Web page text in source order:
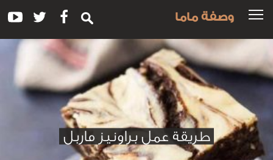
وصفة ماما
طريقة عمل براونيز ماربل